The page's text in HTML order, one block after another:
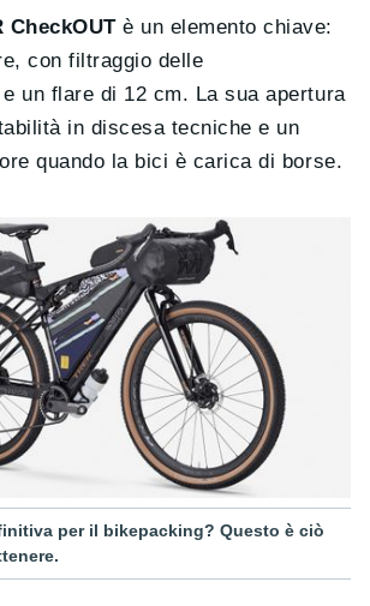
CheckOUTè un elemento chiave:
con filtraggio delle
un flare di 12 cm. La sua apertura
in discesa tecniche e un
quando la bici è carica di borse.
per il bikepacking? Questo è ciò